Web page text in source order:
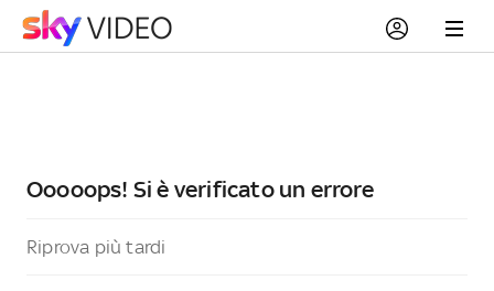
Ooooops! Si è verificato un errore
Riprova più tardi